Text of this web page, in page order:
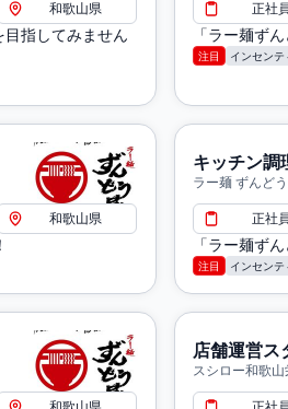
和歌山県
指してみません
正社
「ラー麺ず
注目 インセンテ
和歌山県
キッチン調
ラー麺 ずんど
正社
「ラー麺ず
注目 インセンテ
店舗運営ス
スシロー和歌